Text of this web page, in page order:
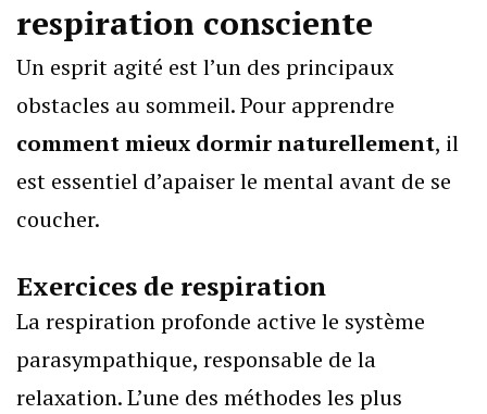
respiration consciente
Un esprit agité est l’un des principaux
obstacles au sommeil. Pour apprendre
comment mieux dormir naturellement, il
est essentiel d’apaiser le mental avant de se
coucher.
Exercices de respiration
La respiration profonde active le système
parasympathique, responsable de la
relaxation. L’une des méthodes les plus